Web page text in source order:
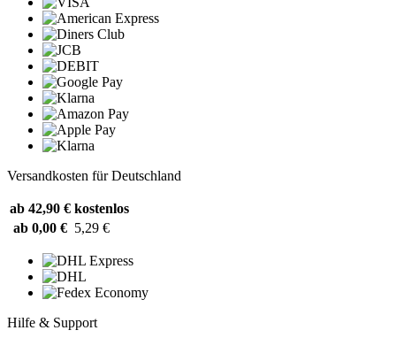
Versandkosten für Deutschland
ab 42,90 € kostenlos
ab 0,00 € 5,29 €
Hilfe & Support